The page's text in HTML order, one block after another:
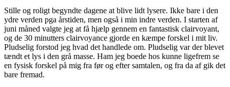
Stille og roligt begyndte dagene at blive lidt lysere. Ikke bare i den
ydre verden pga årstiden, men også i min indre verden. I starten af
juni måned valgte jeg at få hjælp gennem en fantastisk clairvoyant,
og de 30 minutters clairvoyance gjorde en kæmpe forskel i mit liv.
Pludselig forstod jeg hvad det handlede om. Pludselig var der blevet
tændt et lys i den grå masse. Ham jeg boede hos kunne ligefrem se
en fysisk forskel på mig fra før og efter samtalen, og fra da af gik det
bare fremad.